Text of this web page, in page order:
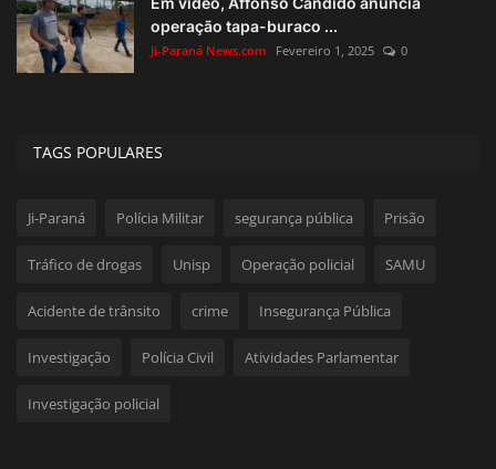
operação tapa-buraco ...
Ji-Paraná News.com Fevereiro 1, 2025 0
TAGS POPULARES
Ji-Paraná Polícia Militar segurança pública Prisão
Tráfico de drogas Unisp Operação policial SAMU
Acidente de trânsito crime Insegurança Pública
Investigação Polícia Civil Atividades Parlamentar
Investigação policial